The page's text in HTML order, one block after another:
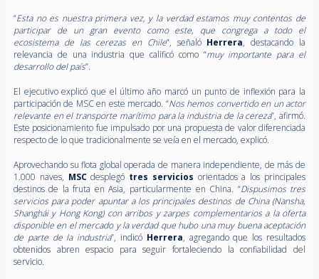
“Esta no es nuestra primera vez, y la verdad estamos muy contentos de
participar de un gran evento como este, que congrega a todo el
ecosistema de las cerezas en Chile”, señaló Herrera, destacando la
relevancia de una industria que calificó como “muy importante para el
desarrollo del país”.
El ejecutivo explicó que el último año marcó un punto de inflexión para la
participación de MSC en este mercado. “Nos hemos convertido en un actor
relevante en el transporte marítimo para la industria de la cereza”, afirmó.
Este posicionamiento fue impulsado por una propuesta de valor diferenciada
respecto de lo que tradicionalmente se veía en el mercado, explicó.
Aprovechando su flota global operada de manera independiente, de más de
1.000 naves, MSCdesplegó tres servicios orientados a los principales
destinos de la fruta en Asia, particularmente en China. “Dispusimos tres
servicios para poder apuntar a los principales destinos de China (Nansha,
Shanghái y Hong Kong) con arribos y zarpes complementarios a la oferta
disponible en el mercado y la verdad que hubo una muy buena aceptación
de parte de la industria”, indicó Herrera, agregando que los resultados
obtenidos abren espacio para seguir fortaleciendo la confiabilidad del
servicio.